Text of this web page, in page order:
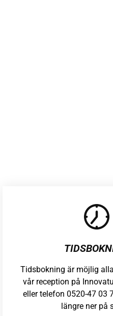
Tidsbokning är möjlig
vår reception på
eller telefon 0520-47 03
längre ner på